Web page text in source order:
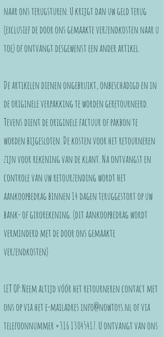
naar ons terugsturen. U krijgt dan uw geld terug
(exclusief de door ons gemaakte verzendkosten naar u
toe) of ontvangt desgewenst een ander artikel.
De artikelen dienen ongebruikt, onbeschadigd en in
de originele verpakking te worden geretourneerd.
Tevens dient de originele factuur of pakbon te
worden bijgesloten. De kosten voor het retourneren
zijn voor rekening van de klant. Na ontvangst en
controle van uw retourzending wordt het
aankoopbedrag binnen 14 dagen teruggestort op uw
bank- of girorekening. (dit aankoopbedrag wordt
verminderd met de door ons gemaakte
verzendkosten)
LET OP:Neem altijd vóór het retourneren contact met
ons op via het e-mailadresinfo@nowtoys.nlof via
telefoonnummer +316 13045417. U ontvangt van ons